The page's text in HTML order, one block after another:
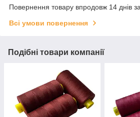
Повернення товару впродовж 14 днів
Всі умови повернення
Подібні товари компанії